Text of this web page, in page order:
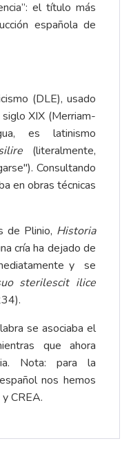
el título más
española de
(DLE), usado
XIX (Merriam-
es latinismo
(literalmente,
Consultando
en obras técnicas
de Plinio, Historia
cría ha dejado de
y se
sterilescit ilice
se asociaba el
que ahora
Nota: para la
nos hemos
yCREA.